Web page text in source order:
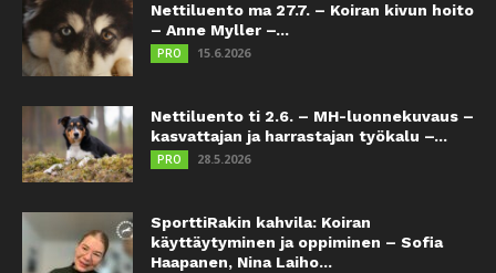
Nettiluento ma 27.7. – Koiran kivun hoito
– Anne Myller –...
PRO 15.6.2026
Nettiluento ti 2.6. – MH-luonnekuvaus –
kasvattajan ja harrastajan työkalu –...
PRO 28.5.2026
SporttiRakin kahvila: Koiran
käyttäytyminen ja oppiminen – Sofia
Haapanen, Nina Laiho...